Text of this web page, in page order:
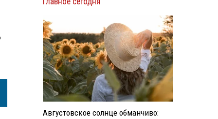
Августовское солнце обманчиво: